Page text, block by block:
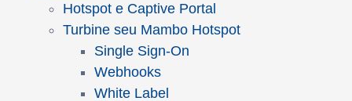
Hotspot e Captive Portal
Turbine seu Mambo Hotspot
Single Sign-On
Webhooks
White Label